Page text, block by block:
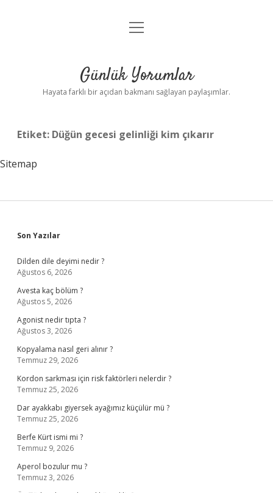
Anasayfa
Yasal Uyarı
menüyü
Günlük Yorumlar
Hayata farklı bir açıdan bakmanı sağlayan paylaşımlar.
Etiket: Düğün gecesi gelinliği kim çıkarır
Sitemap
Sidebar
Son Yazılar
Dilden dile deyimi nedir ?
Ağustos 6, 2026
Avesta kaç bölüm ?
Ağustos 5, 2026
Agonist nedir tıpta ?
Ağustos 3, 2026
Kopyalama nasıl geri alınır ?
Temmuz 29, 2026
Kordon sarkması için risk faktörleri nelerdir ?
Temmuz 25, 2026
Dar ayakkabı giyersek ayağımız küçülür mü ?
Temmuz 25, 2026
Berfe Kürt ismi mi ?
Temmuz 9, 2026
Aperol bozulur mu ?
Temmuz 3, 2026